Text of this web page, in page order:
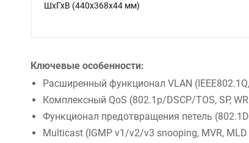
ШхГхВ (440x368x44 мм)
Ключевые особенности:
Расширенный функционал VLAN
Комплексный QoS (802.1p/DSCP/TOS, SP,
Функционал предотвращения петель (802.1D
Multicast (IGMP v1/v2/v3 snooping, MVR,